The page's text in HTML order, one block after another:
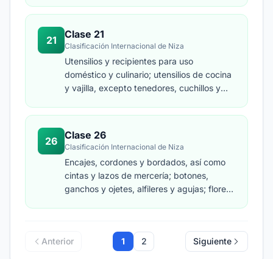
metálicas; monumentos no metálicos.
21 Clase 21
Clasificación Internacional de Niza
Utensilios y recipientes para uso
doméstico y culinario; utensilios de cocina
y vajilla, excepto tenedores, cuchillos y
materiales para fabricar cepillos; material
semielaborado, excepto vidrio de
porcelana y loza.
26 Clase 26
Clasificación Internacional de Niza
Encajes, cordones y bordados, así como
cintas y lazos de mercería; botones,
ganchos y ojetes, alfileres y agujas; flores
Anterior 1 2 Siguiente